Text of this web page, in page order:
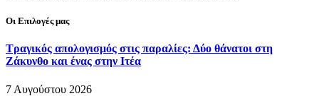
Οι Επιλογές μας
Τραγικός απολογισμός στις παραλίες: Δύο θάνατοι στη
Ζάκυνθο και ένας στην Ιτέα
7 Αυγούστου 2026